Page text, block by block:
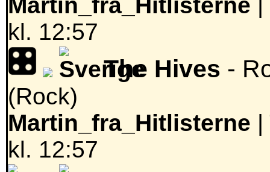
Martin_fra_Hitlisterne
kl. 12:57
The Hives -
(Rock)
Martin_fra_Hitlisterne |
kl. 12:57